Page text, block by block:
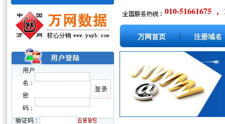
用户
名：
密
码：
验证码：
010-51661675 ，
万网首页 注册域名